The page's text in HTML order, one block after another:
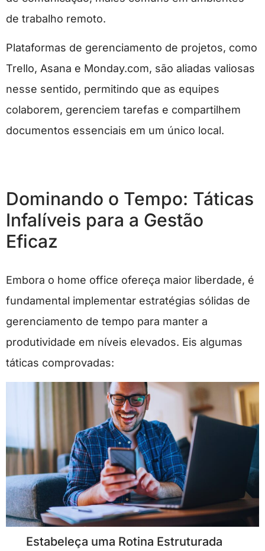
de trabalho remoto.
Plataformas de gerenciamento de projetos, como
Trello, Asana e Monday.com, são aliadas valiosas
nesse sentido, permitindo que as equipes
colaborem, gerenciem tarefas e compartilhem
documentos essenciais em um único local.
Dominando o Tempo: Táticas
Infalíveis para a Gestão
Eficaz
Embora o home office ofereça maior liberdade, é
fundamental implementar estratégias sólidas de
gerenciamento de tempo para manter a
produtividade em níveis elevados. Eis algumas
táticas comprovadas:
Estabeleça uma Rotina Estruturada